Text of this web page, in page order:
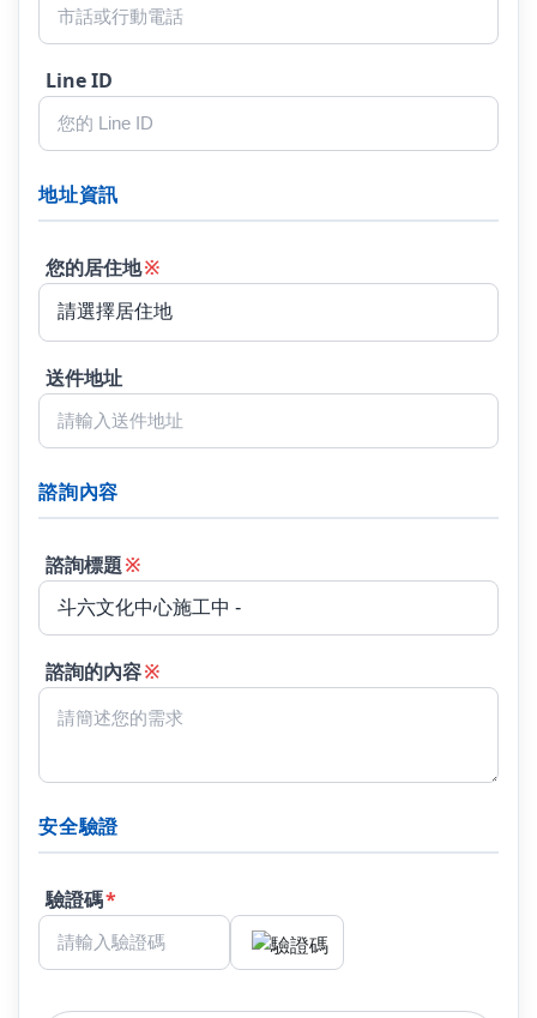
Line ID
地址資訊
您的居住地※
送件地址
諮詢內容
諮詢標題※
諮詢的內容※
安全驗證
驗證碼*